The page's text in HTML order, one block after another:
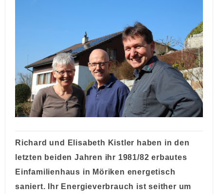
Richard und Elisabeth Kistler haben in den
letzten beiden Jahren ihr 1981/82erbautes
Einfamilienhaus in Möriken energetisch
saniert. Ihr Energieverbrauch istseither um